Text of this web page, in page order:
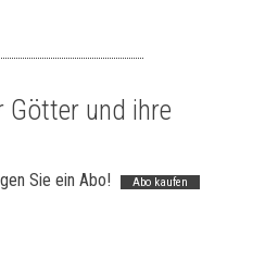
Götter und ihre
Sie ein Abo!
Abo kaufen